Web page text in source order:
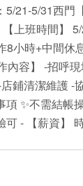
5/21-5/31西門
上班時間】
8小時+中間休
內容】 -招呼
鋪清潔維護 -
項 ✨不需結帳
可 - 【薪資】